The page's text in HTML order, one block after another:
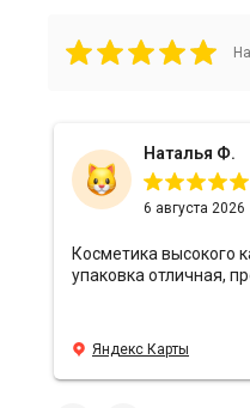
Наталья Ф.
6 августа 2026
Косметика высокого
упаковка отличная,
Яндекс Карты